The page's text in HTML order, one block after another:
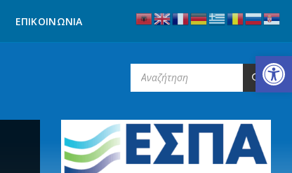
Ανοίξτε τη γραμμή εργαλείων
ΕΠΙΚΟΙΝΩΝΊΑ